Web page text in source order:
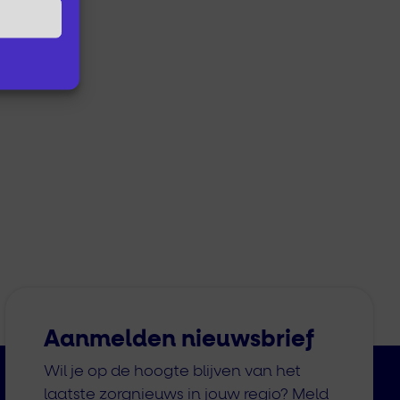
Aanmelden nieuwsbrief
Wil je op de hoogte blijven van het
laatste zorgnieuws in jouw regio? Meld